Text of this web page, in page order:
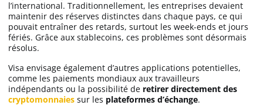
l’international. Traditionnellement, les entreprises devaient
maintenir des réserves distinctes dans chaque pays, ce qui
pouvait entraîner des retards, surtout les week-ends et jours
fériés. Grâce aux stablecoins, ces problèmes sont désormais
résolus.
Visa envisage également d’autres applications potentielles,
comme les paiements mondiaux aux travailleurs
indépendants ou la possibilité de retirer directement des
cryptomonnaies sur les plateformes d’échange.